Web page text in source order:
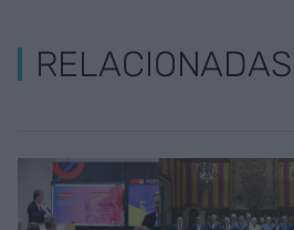
RELACIONADAS